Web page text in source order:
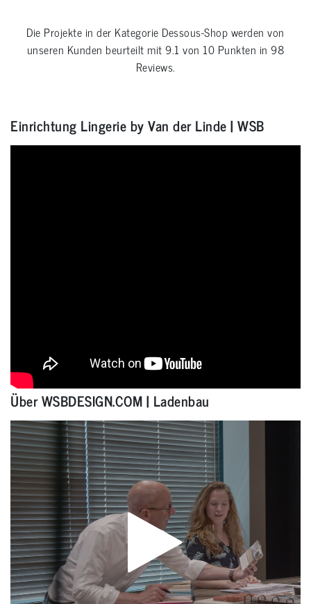
Die Projekte in der Kategorie Dessous-Shopwerden von
unseren Kunden beurteilt mit9.1 von 10 Punkten in98
Reviews.
Einrichtung Lingerie by Van der Linde | WSB
Über WSBDESIGN.COM | Ladenbau